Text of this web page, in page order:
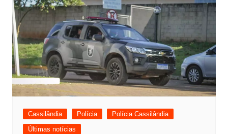
Cassilândia Polícia
Polícia Cassilândia
Últimas notícias